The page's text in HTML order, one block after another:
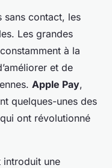
sans contact, les
Les grandes
à la
et de
Apple Pay,
quelques-unes des
ont révolutionné
introduit une